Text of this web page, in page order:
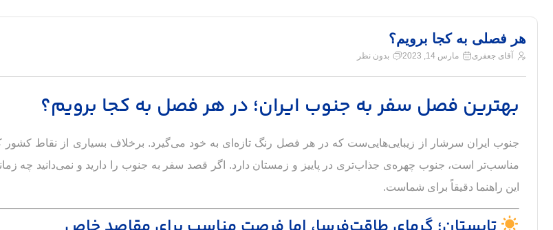
هر فصلی به کجا برویم؟
آقای جعفری مارس 14, 2023 بدون نظر
بهترین فصل سفر به جنوب ایران؛ در هر فصل به کجا برویم؟
جنوب ایران سرشار از زیبایی‌هایی‌ست که در هر فصل رنگ تازه‌ای به خود می‌گیرد. برخلاف بسیاری از نقاط کشور
مناسب‌تر است، جنوب چهره‌ی جذاب‌تری در پاییز و زمستان دارد. اگر قصد سفر به جنوب را دارید و نمی‌دانید چه
این راهنما دقیقاً برای شماست.